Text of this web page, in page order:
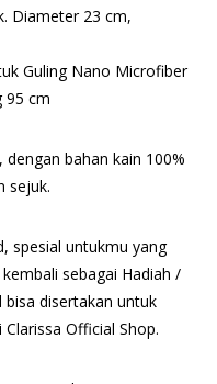
Diameter 23 cm,
Guling Nano Microfiber
95 cm
bahan kain 100%
sejuk.
spesial untukmu yang
sebagai Hadiah /
bisa disertakan untuk
Official Shop.